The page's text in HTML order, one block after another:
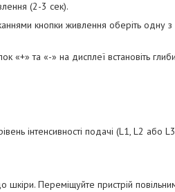
(2-3 сек).
кнопки живлення оберіть одну
«+» та «-» на дисплеї встановіть
інтенсивності подачі (L1, L2 або
шкіри. Переміщуйте пристрій